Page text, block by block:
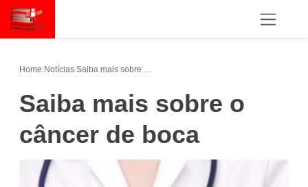
Home/Notícias/
Saiba mais sobre o
câncer de boca